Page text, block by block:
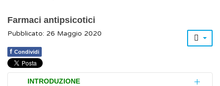
Farmaci antipsicotici
Pubblicato: 26 Maggio 2020
f Condividi
INTRODUZIONE